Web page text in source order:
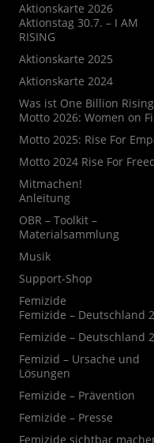
Aktionskarte 2026
Aktionstag 30.7. – I AM
RISING
Aktionskarte 2025
Aktionskarte 2024
Was ist One Billion
Motto 2026: Women on
Motto 2025: Rise For
Motto 2024 Rise For
Mitmachen!
Anleitung
OBR – Toolkit –
Materialsammlung
Musik
Support-Shop
Femizide
Femizide – Deutschland
Femizide – Deutschland
Femizid – Ursache und
Lösungen
Femizide – Prävention
Femizide – Presse
Femizide sichtbar